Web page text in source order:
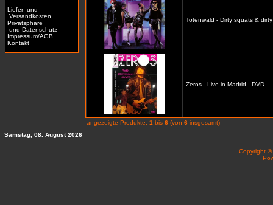
Liefer- und
Versandkosten
Privatsphäre
und Datenschutz
Impressum/AGB
Kontakt
Totenwald - Dirty squats &
Zeros - Live in Madrid - DVD
angezeigte Produkte: 1 bis 6 (von 6 insgesamt)
Samstag, 08. August 2026
Copyright